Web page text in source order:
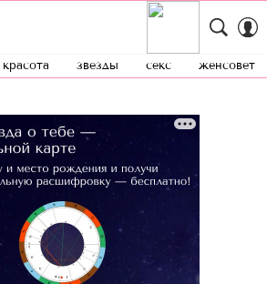
красота звезды секс женсовет